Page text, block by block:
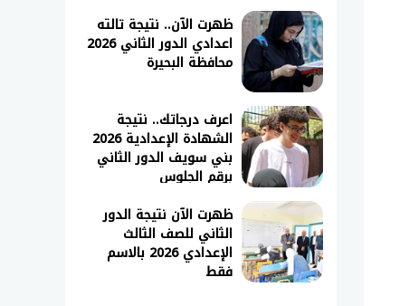
ظهرت الآن.. نتيجة تالته
اعدادي الدور الثاني 2026
محافظة البحيرة
اعرف درجاتك.. نتيجة
الشهادة الإعدادية 2026
بني سويف الدور الثاني
برقم الجلوس
ظهرت الآن نتيجة الدور
الثاني للصف الثالث
الإعدادي 2026 بالاسم
فقط